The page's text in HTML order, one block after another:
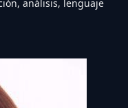
análisis, lenguaje